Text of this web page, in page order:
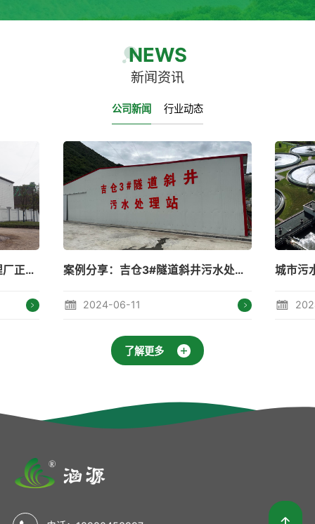
理行业带来了新的发展
NEWS
新闻资讯
公司新闻 行业动态
案例分享：吉仓3#隧道斜井污水处理站
2024-06-11
城市污水处理---守住
2024-05-15
了解更多